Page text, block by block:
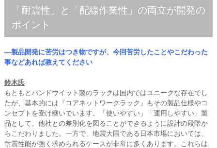
「耐震性」と「配線作業性」の両立が開発の
ポイント
―製品開発に苦労はつき物ですが、今回苦労したことやこだわった
事などあれば教えてください
鈴木氏
もともとパンドウイット製のラックは国内ではユニークな存在でし
たが、基本的には『コアネットワークラック』もその製品仕様やコ
ンセプトを受け継いでいます。「使いやすい」「運用しやすい」製
品として、他社との差別化を図ることができるように設計の段階か
らこだわりました。一方で、地震大国である日本市場においては、
耐震性能が強く求められるケースが非常に多くあります。これらは